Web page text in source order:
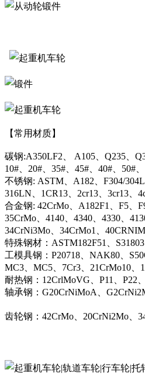
【常用材质】
碳钢:A350LF2、 A105、Q235、
10#、20#、35#、45#、40#、50#
不锈钢: ASTM、A182、F304/
316LN、1CR13、2cr13、3cr13、
合金钢: 42CrMo、A182F1、F5、
35CrMo、4140、4340、4330、
34CrNi3Mo、34CrMo1、
特殊钢材：ASTM182F51、
工模具钢：P20718、NAK80、
MC3、MC5、7Cr3、21CrMo10、
耐热钢：12CrlMoVG、P11、P22
轴承钢：G20CrNiMoA、
齿轮钢：42CrMo、20CrNi2Mo、